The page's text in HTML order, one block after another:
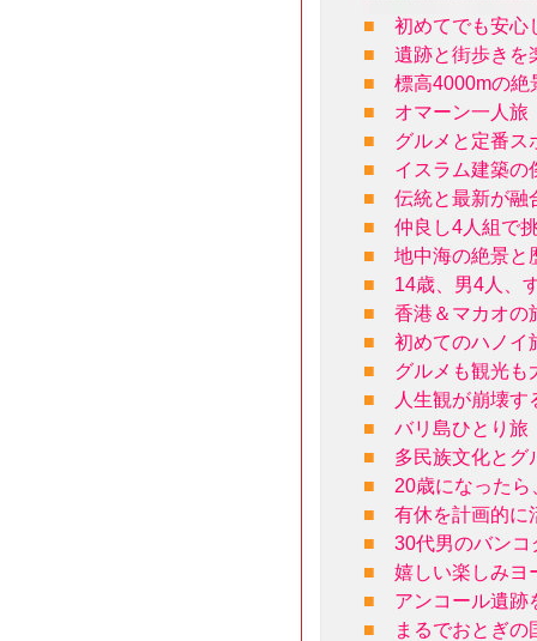
■
初めてでも安心
■
遺跡と街歩きを
■
標高4000mの絶
■
オマーン一人旅
■
グルメと定番ス
■
イスラム建築の
■
伝統と最新が融
■
仲良し4人組で
■
地中海の絶景と
■
14歳、男4人、
■
香港＆マカオの
■
初めてのハノイ
■
グルメも観光も
■
人生観が崩壊
■
バリ島ひとり旅
■
多民族文化とグ
■
20歳になった
■
有休を計画的に
■
30代男のバン
■
嬉しい楽しみヨ
■
アンコール遺跡
■
まるでおとぎ